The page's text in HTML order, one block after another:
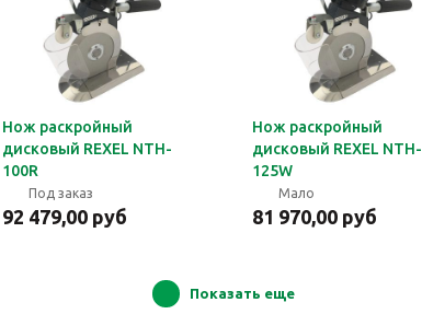
Нож раскройный
дисковый REXEL NTH-
100R
Под заказ
92 479,00 руб
Нож раскройный
дисковый REXEL NTH-
125W
Мало
81 970,00 руб
Показать еще